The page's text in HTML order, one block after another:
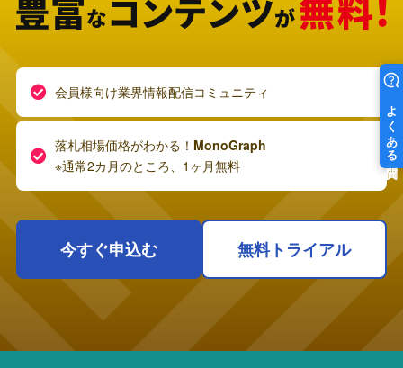
会員様向け業界情報配信コミュニティ
落札相場価格がわかる！ MonoGraph
※通常2カ月のところ、1ヶ月無料
今すぐ申込む 無料トライアル